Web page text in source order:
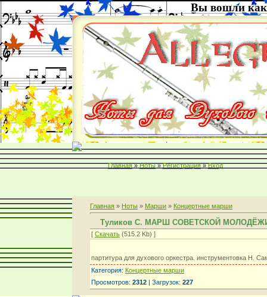
Вы вошли как
Главная » Ноты » Регистрация » Вход
Главная » Ноты » Марши » Концертные марши
Туликов С. МАРШ СОВЕТСКОЙ
[ Скачать (515.2 Kb) ]
партитура для духового оркестра. инструментовка Н.
Категория: Концертные марши
Просмотров: 2312 | Загрузок: 227